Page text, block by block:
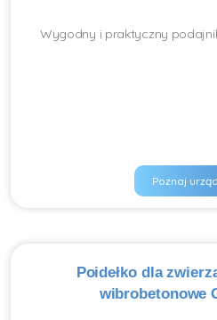
Wygodny i praktyczny
Poznaj
Poidełko dla
wibrobetonowe